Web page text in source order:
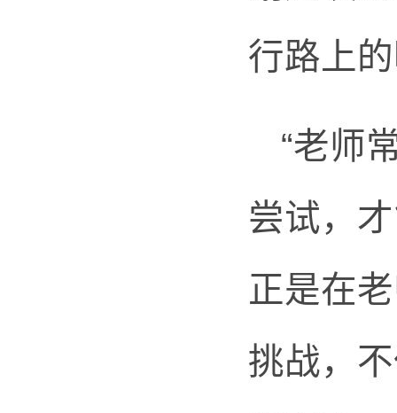
行路上
“老师
尝试，
正是在
挑战，